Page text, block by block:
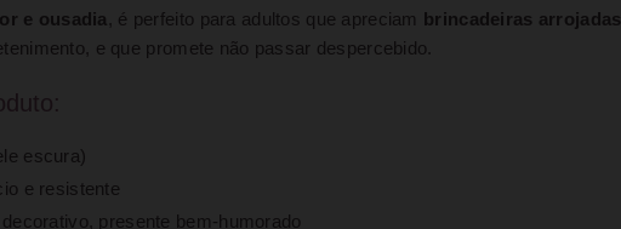
e ousadia , é perfeito para adultos que apreciam brincadeiras arrojadas
e que promete não passar despercebido.
escura)
e resistente
presente bem-humorado